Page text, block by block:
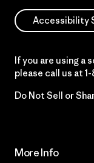
Accessibility
If you are using a
please call us at
Do Not Sell or
More Info